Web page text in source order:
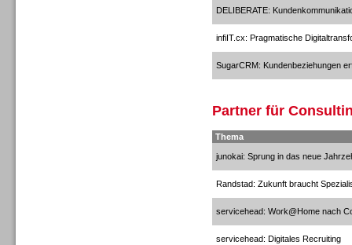
DELIBERATE:
infiIT.cx: Pragmatische
SugarCRM: Kundenbeziehungen
Partner für
Thema
junokai: Sprung in das neue
Randstad: Zukunft braucht
servicehead: Work@Home nach
servicehead: Digitales Recruiting